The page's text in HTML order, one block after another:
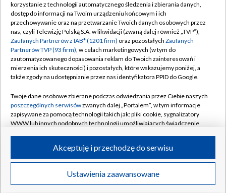
TVP
Abonament TVP
Emisja w TVP
Centrum informacji TVP
Naziemna Telewizja Cyfrowa
Rada Programowa
System NOS
Informacje o nadawcy
Program dla prasy
Ogłoszenie przetargowe
Regulamin TVP
Polityka prywatności
Moje zgody
Pomoc
Kontakt
Kanały
©2026 Telewizja Polska S.A. w likwidacji
korzystanie z technologii automatycznego śledzenia i zbierania danych,
dostęp do informacji na Twoim urządzeniu końcowym i ich
przechowywanie oraz na przetwarzanie Twoich danych osobowych przez
nas, czyli Telewizję Polską S.A. w likwidacji (zwaną dalej również „TVP”),
Zaufanych Partnerów z IAB* (1201 firm) oraz pozostałych Zaufanych
Partnerów TVP (93 firm), w celach marketingowych (w tym do
zautomatyzowanego dopasowania reklam do Twoich zainteresowań i
mierzenia ich skuteczności) i pozostałych, które wskazujemy poniżej, a
także zgody na udostępnianie przez nas identyfikatora PPID do Google.
Twoje dane osobowe zbierane podczas odwiedzania przez Ciebie naszych
poszczególnych serwisówzwanych dalej „Portalem”, w tym informacje
zapisywane za pomocą technologii takich jak: pliki cookie, sygnalizatory
WWW lub innych podobnych technologii umożliwiających świadczenie
ruchu w Internecie.
Twoje dane osobowe zbierane podczas odwiedzania przez Ciebie
poszczególnych serwisówna Portalu, takie jak adresy IP, identyfikatory
Ustawienia zaawansowane
Akceptuję i przechodzę do serwisu